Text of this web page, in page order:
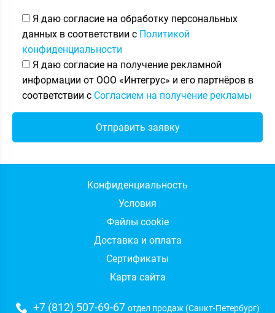
Я даю согласие на обработку персональных
данных в соответствии с Политикой
конфиденциальности
Я даю согласие на получение рекламной
информации от ООО «Интегрус» и его партнёров в
соответствии с Согласием на получение рекламы
Конфиденциальность
Условия
Файлы cookie
Доставка и оплата
Сертификаты
Карта сайта
+7 (812) 507-69-67 отдел продаж (Санкт-Петербург)